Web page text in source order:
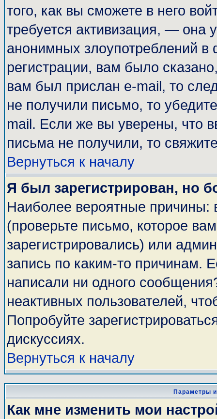
того, как вы сможете в него
требуется активизация, — она
анонимных злоупотреблений
регистрации, вам было
вам был прислан e-mail, то
не получили письмо, то
mail. Если же вы уверены, что
письма не получили, то
Вернуться к началу
Я был зарегистрирован, но
Наиболее вероятные причины:
(проверьте письмо, которое
зарегистрировались) или
запись по каким-то причинам.
написали ни одного
неактивных пользователей,
Попробуйте
дискуссиях.
Вернуться к началу
Параметры
Как мне изменить мои